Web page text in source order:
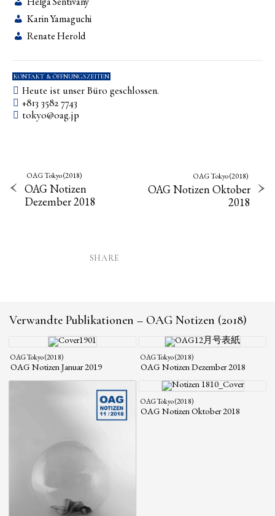
Karin Yamaguchi
Renate Herold
KONTAKT & ÖFFNUNGSZEITEN
Heute ist unser Büro geschlossen.
+813 3582 7743
tokyo­@­oag­.­jp
OAG Tokyo (2018)
OAG Notizen
Dezember 2018
OAG Tokyo (2018)
OAG Notizen Oktober
2018
SHARE
Verwandte Publikationen – OAG Notizen (2018)
OAG Tokyo (2018)
OAG Notizen Januar 2019
OAG Tokyo (2018)
OAG Notizen Dezember 2018
OAG Tokyo (2018)
OAG Notizen Oktober 2018